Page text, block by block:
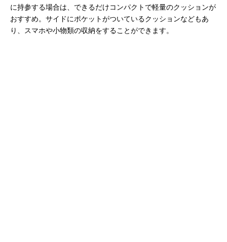
に持参する場合は、できるだけコンパクトで軽量のクッションが
おすすめ。サイドにポケットがついているクッションなどもあ
り、スマホや小物類の収納をすることができます。